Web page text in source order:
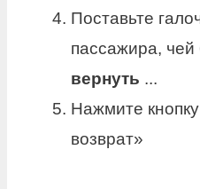
Поставьте
пассажира, чей
вернуть ...
Нажмите
возврат»